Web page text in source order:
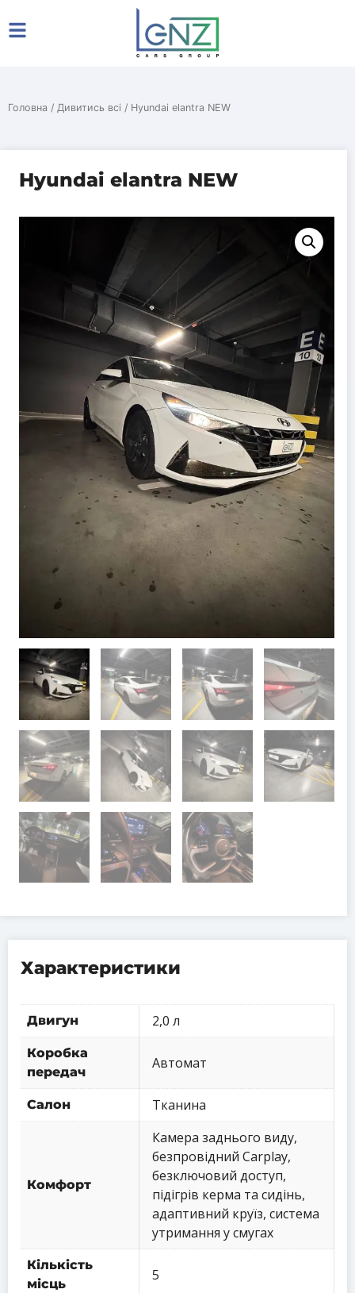
Головна / Дивитись всі / Hyundai elantra NEW
Hyundai elantra NEW
Характеристики
Двигун 2,0 л
Коробка
передач
Автомат
Салон Тканина
Комфорт
Камера заднього виду,
безпровідний Carplay,
безключовий доступ,
підігрів керма та сидінь,
адаптивний круїз, система
утримання у смугах
Кількість
місць
5